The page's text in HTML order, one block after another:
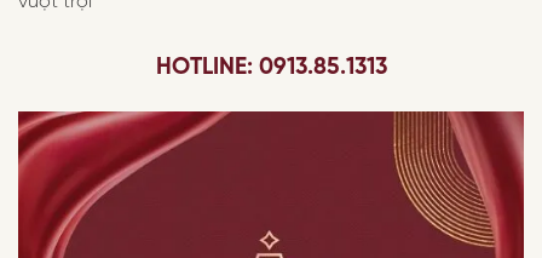
HOTLINE: 0913.85.1313